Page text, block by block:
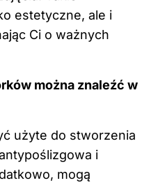
estetyczne, ale i
Ci o ważnych
można znaleźć w
użyte do stworzenia
i
mogą